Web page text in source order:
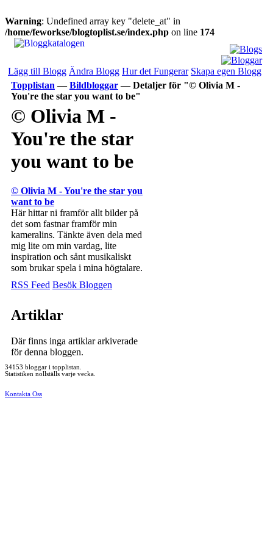
Warning: Undefined array key "delete_at" in
/home/feworkse/blogtoplist.se/index.php on line 174
Lägg till Blogg Ändra Blogg Hur det Fungerar Skapa egen Blogg
Topplistan — Bildbloggar — Detaljer för "© Olivia M -
You're the star you want to be"
© Olivia M -
You're the star
you want to be
© Olivia M - You're the star you
want to be
Här hittar ni framför allt bilder på
det som fastnar framför min
kameralins. Tänkte även dela med
mig lite om min vardag, lite
inspiration och sånt musikaliskt
som brukar spela i mina högtalare.
RSS Feed Besök Bloggen
Artiklar
Där finns inga artiklar arkiverade
för denna bloggen.
34153 bloggar i topplistan.
Statistiken nollställs varje vecka.
Kontakta Oss